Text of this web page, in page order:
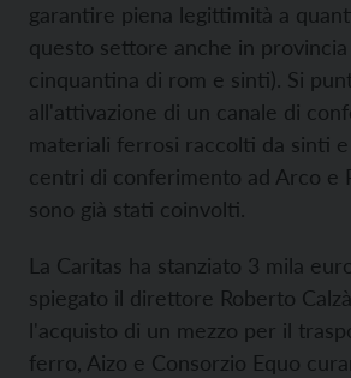
garantire piena legittimità a
questo settore anche in provincia
cinquantina di rom e sinti). Si
all'attivazione di un canale di
materiali ferrosi raccolti da sinti
centri di conferimento ad Arco e
sono già stati coinvolti.
La Caritas ha stanziato 3 mila
spiegato il direttore Roberto
l'acquisto di un mezzo per il
ferro, Aizo e Consorzio Equo